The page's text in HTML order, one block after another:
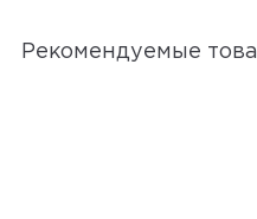
Рекомендуемые